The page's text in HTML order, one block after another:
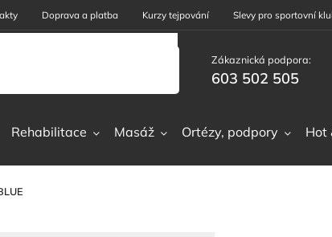
Doprava a platba Kurzy tejpování Slevy pro sportovní
Zákaznická podpora:
603 502 505
Rehabilitace Masáž Ortézy, podpory Hot